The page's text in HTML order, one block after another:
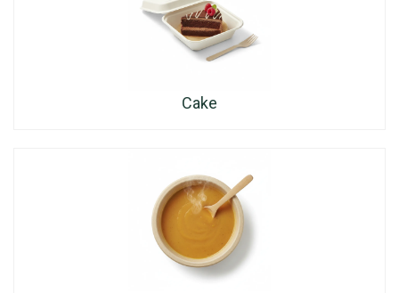
Cake